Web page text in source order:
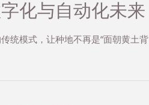
化与自动化未来
统模式，让种地不再是“面朝黄土背